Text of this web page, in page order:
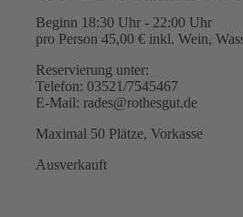
Beginn 18:30 Uhr - 22:00 Uhr
pro Person 45,00 € inkl. Wein,
Reservierung unter:
Telefon: 03521/7545467
E-Mail: rades@rothesgut.de
Maximal 50 Plätze, Vorkasse
Ausverkauft